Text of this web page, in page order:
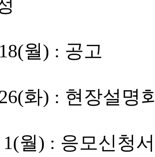
월) : 공고
화) : 현장설명
1(월) : 응모신청